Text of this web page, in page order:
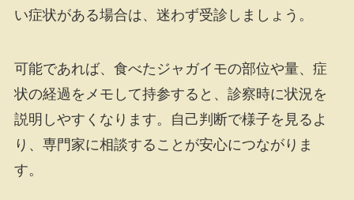
い症状がある場合は、迷わず受診しましょう。
可能であれば、食べたジャガイモの部位や量、症
状の経過をメモして持参すると、診察時に状況を
説明しやすくなります。自己判断で様子を見るよ
り、専門家に相談することが安心につながりま
す。